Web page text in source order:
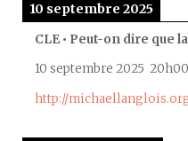
10 septembre 2025
CLE • Peut-on dire que
10 septembre 2025 20h00
http://